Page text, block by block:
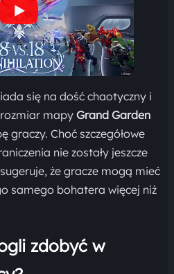
się na dość chaotyczny i
mapy Grand Garden
graczy. Choć szczegółowe
nie zostały jeszcze
że gracze mogą mieć
samego bohatera więcej niż
zdobyć w